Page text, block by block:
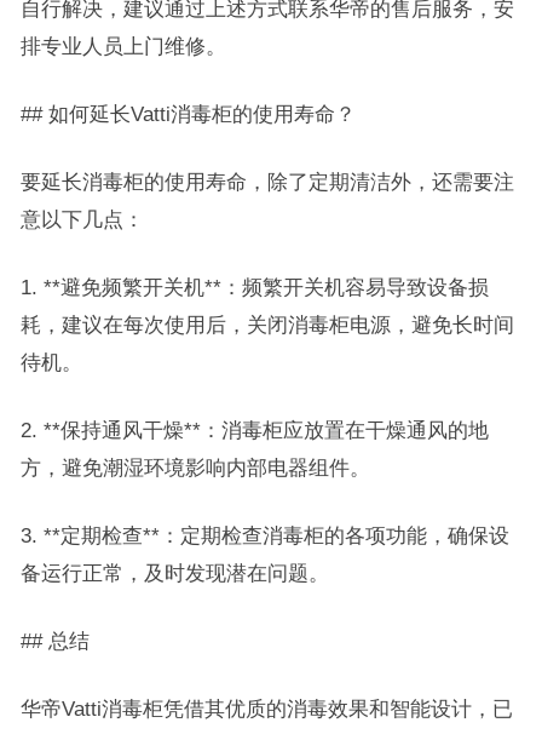
自行解决，建议通过上述方式联系华帝的售后服务，安
排专业人员上门维修。
## 如何延长Vatti消毒柜的使用寿命？
要延长消毒柜的使用寿命，除了定期清洁外，还需要注
意以下几点：
1. **避免频繁开关机**：频繁开关机容易导致设备损
耗，建议在每次使用后，关闭消毒柜电源，避免长时间
待机。
2. **保持通风干燥**：消毒柜应放置在干燥通风的地
方，避免潮湿环境影响内部电器组件。
3. **定期检查**：定期检查消毒柜的各项功能，确保设
备运行正常，及时发现潜在问题。
## 总结
华帝Vatti消毒柜凭借其优质的消毒效果和智能设计，已